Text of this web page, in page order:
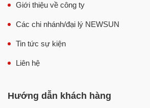
Giới thiệu về công ty
Các chi nhánh/đại lý NEWSUN
Tin tức sự kiện
Liên hệ
Hướng dẫn khách hàng